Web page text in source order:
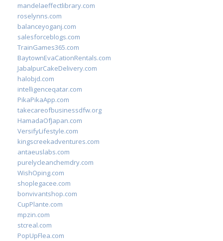
mandelaeffectlibrary.com
roselynns.com
balanceyoganj.com
salesforceblogs.com
TrainGames365.com
BaytownEvaCationRentals.com
JabalpurCakeDelivery.com
halobjd.com
intelligenceqatar.com
PikaPikaApp.com
takecareofbusinessdfw.org
HamadaOfJapan.com
VersifyLifestyle.com
kingscreekadventures.com
antaeuslabs.com
purelycleanchemdry.com
WishOping.com
shoplegacee.com
bonvivantshop.com
CupPlante.com
mpzin.com
stcreal.com
PopUpFlea.com